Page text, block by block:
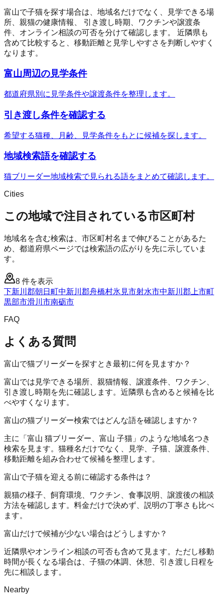
富山で子猫を探す場合は、地域名だけでなく、見学できる場
所、親猫の健康情報、 引き渡し時期、ワクチンや譲渡条
件、オンライン相談の可否を分けて確認します。 近隣県も
含めて比較すると、移動距離と見学しやすさを判断しやすく
なります。
富山周辺の見学条件
都道府県別に見学条件や譲渡条件を整理します。
引き渡し条件を確認する
希望する猫種、月齢、見学条件をもとに候補を探します。
地域検索語を確認する
猫ブリーダー地域検索で見られる語をまとめて確認します。
Cities
この地域で注目されている市区町村
地域名を含む検索は、市区町村名まで伸びることがあるた
め、都道府県ページでは検索語の広がりを先に示していま
す。
8 件を表示
下新川郡朝日町中新川郡舟橋村氷見市射水市中新川郡上市町
黒部市滑川市南砺市
FAQ
よくある質問
富山で猫ブリーダーを探すとき最初に何を見ますか？
富山では見学できる場所、親猫情報、譲渡条件、ワクチン、
引き渡し時期を先に確認します。近隣県も含めると候補を比
べやすくなります。
富山の猫ブリーダー検索ではどんな語を確認しますか？
主に「富山 猫ブリーダー、富山 子猫」のような地域名つき
検索を見ます。猫種名だけでなく、見学、子猫、譲渡条件、
移動距離を組み合わせて候補を整理します。
富山で子猫を迎える前に確認する条件は？
親猫の様子、飼育環境、ワクチン、食事説明、譲渡後の相談
方法を確認します。料金だけで決めず、説明の丁寧さも比べ
ます。
富山だけで候補が少ない場合はどうしますか？
近隣県やオンライン相談の可否も含めて見ます。ただし移動
時間が長くなる場合は、子猫の体調、休憩、引き渡し日程を
先に相談します。
Nearby